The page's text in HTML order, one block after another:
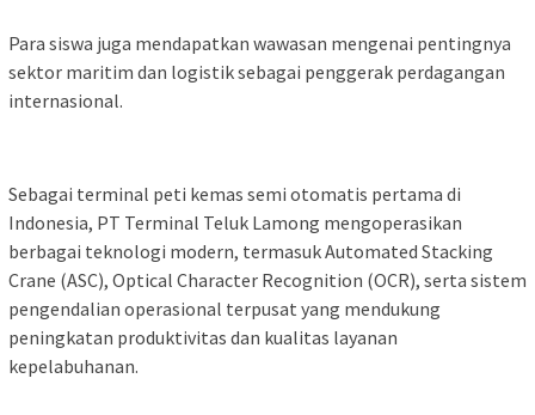
Para siswa juga mendapatkan wawasan mengenai pentingnya
sektor maritim dan logistik sebagai penggerak perdagangan
internasional.
Sebagai terminal peti kemas semi otomatis pertama di
Indonesia, PT Terminal Teluk Lamong mengoperasikan
berbagai teknologi modern, termasuk Automated Stacking
Crane (ASC), Optical Character Recognition (OCR), serta sistem
pengendalian operasional terpusat yang mendukung
peningkatan produktivitas dan kualitas layanan
kepelabuhanan.